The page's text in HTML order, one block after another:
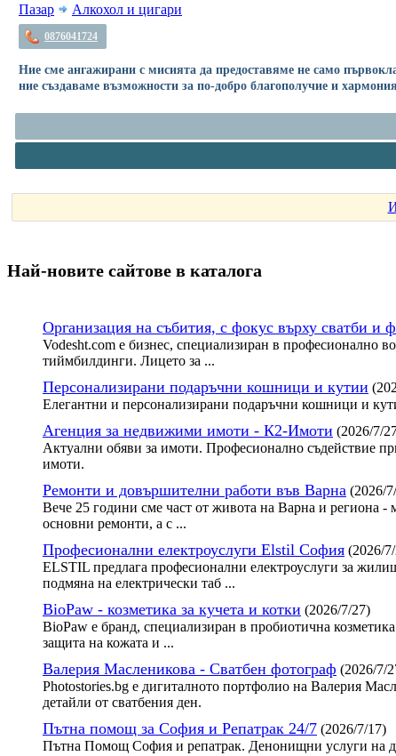
Пазар Алкохол и цигари
0876041724
Ние сме ангажирани с мисията да предоставяме не само
ние създаваме възможности за по-добро благополучие и
Най-новите сайтoве в каталога
Организация на събития, с фокус върху сватби и
Vodesht.com е бизнес, специализиран в професионално
тиймбилдинги. Лицето за ...
Персонализирани подаръчни кошници и кутии
Елегантни и персонализирани подаръчни кошници и
Агенция за недвижими имоти - К2-Имоти (2026/7/
Актуални обяви за имоти. Професионално съдействие
имоти.
Ремонти и довършителни работи във Варна (2026/
Вече 25 години сме част от живота на Варна и региона
основни ремонти, а с ...
Професионални електроуслуги Elstil София (2026/
ELSTIL предлага професионални електроуслуги за
подмяна на електрически таб ...
BioPaw - козметика за кучета и котки (2026/7/27)
BioPaw е бранд, специализиран в пробиотична
защита на кожата и ...
Валерия Масленикова - Сватбен фотограф (2026/7/
Photostories.bg е дигиталното портфолио на Валерия
детайли от сватбения ден.
Пътна помощ за София и Репатрак 24/7 (2026/7/17)
Пътна Помощ София и репатрак. Денонищни услуги на